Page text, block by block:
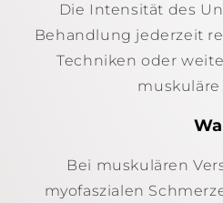
Die Intensität des
Behandlung jederzeit
Techniken oder
Bei muskulären
myofaszialen